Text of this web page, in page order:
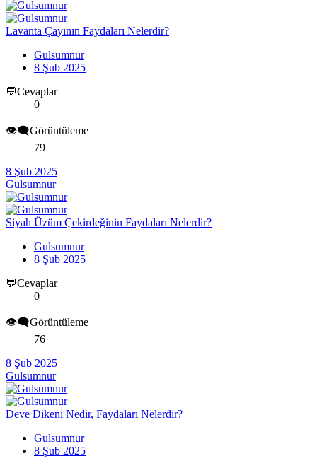
Lavanta Çayının Faydaları Nelerdir?
Gulsumnur
8 Şub 2025
💬Cevaplar
0
👁️‍🗨️Görüntüleme
79
8 Şub 2025
Gulsumnur
Siyah Üzüm Çekirdeğinin Faydaları Nelerdir?
Gulsumnur
8 Şub 2025
💬Cevaplar
0
👁️‍🗨️Görüntüleme
76
8 Şub 2025
Gulsumnur
Deve Dikeni Nedir, Faydaları Nelerdir?
Gulsumnur
8 Şub 2025